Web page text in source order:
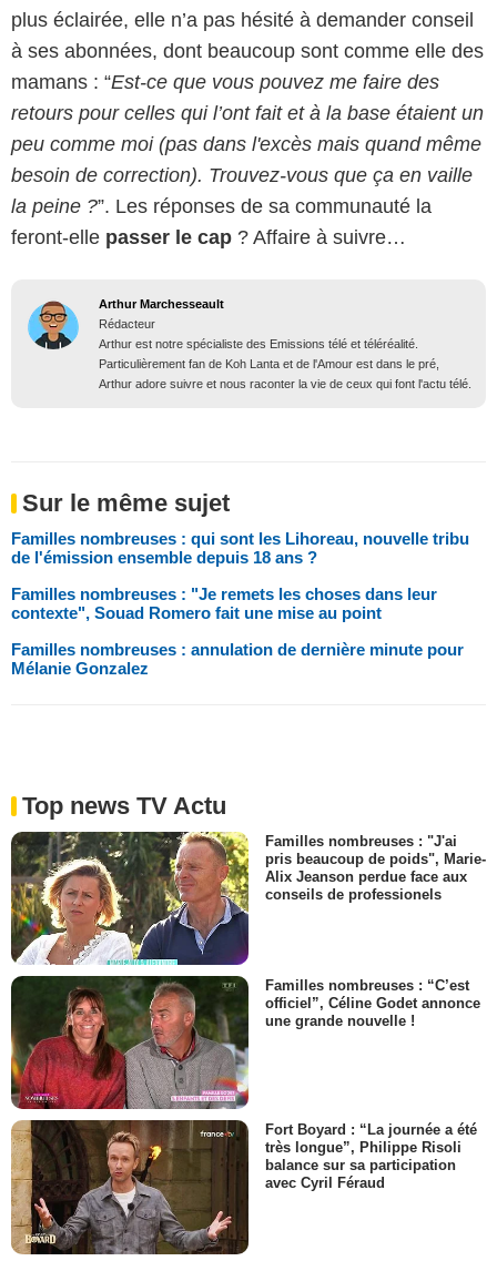
plus éclairée, elle n’a pas hésité à demander conseil
à ses abonnées, dont beaucoup sont comme elle des
mamans : “Est-ce que vous pouvez me faire des
retours pour celles qui l’ont fait et à la base étaient un
peu comme moi (pas dans l'excès mais quand même
besoin de correction). Trouvez-vous que ça en vaille
la peine ?”. Les réponses de sa communauté la
feront-elle passer le cap ? Affaire à suivre…
Arthur Marchesseault
Rédacteur
Arthur est notre spécialiste des Emissions télé et téléréalité.
Particulièrement fan de Koh Lanta et de l'Amour est dans le pré,
Arthur adore suivre et nous raconter la vie de ceux qui font l'actu télé.
Sur le même sujet
Familles nombreuses : qui sont les Lihoreau, nouvelle tribu
de l'émission ensemble depuis 18 ans ?
Familles nombreuses : "Je remets les choses dans leur
contexte", Souad Romero fait une mise au point
Familles nombreuses : annulation de dernière minute pour
Mélanie Gonzalez
Top news TV Actu
Familles nombreuses : "J'ai
pris beaucoup de poids", Marie-
Alix Jeanson perdue face aux
conseils de professionels
Familles nombreuses : “C’est
officiel”, Céline Godet annonce
une grande nouvelle !
Fort Boyard : “La journée a été
très longue”, Philippe Risoli
balance sur sa participation
avec Cyril Féraud